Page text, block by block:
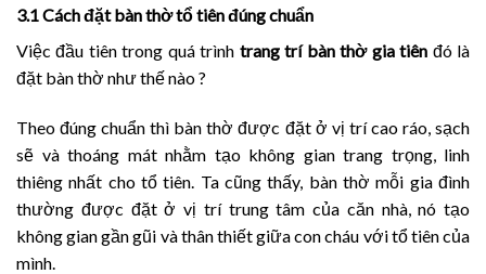
3.1 Cách đặt bàn thờ tổ tiên đúng chuẩn
Việc đầu tiên trong quá trình trang trí bàn thờ gia tiên đó là
đặt bàn thờ như thế nào ?
Theo đúng chuẩn thì bàn thờ được đặt ở vị trí cao ráo, sạch
sẽ và thoáng mát nhằm tạo không gian trang trọng, linh
thiêng nhất cho tổ tiên. Ta cũng thấy, bàn thờ mỗi gia đình
thường được đặt ở vị trí trung tâm của căn nhà, nó tạo
không gian gần gũi và thân thiết giữa con cháu với tổ tiên của
mình.